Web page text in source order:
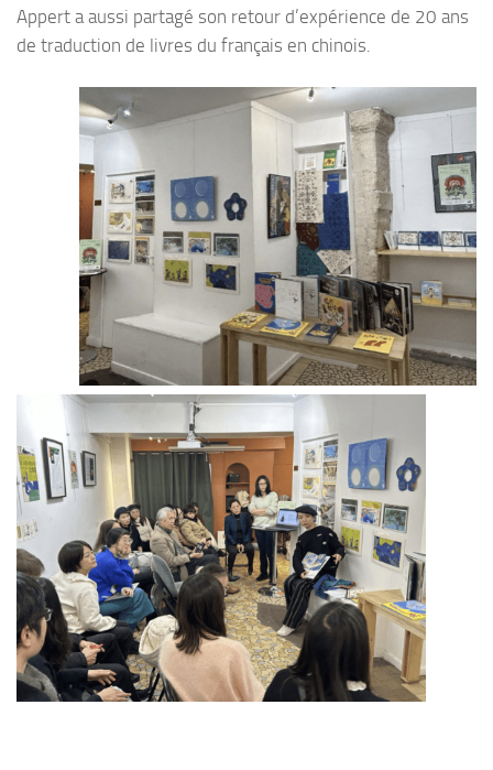
Appert a aussi partagé son retour d’expérience de 20 ans
de traduction de livres du français en chinois.